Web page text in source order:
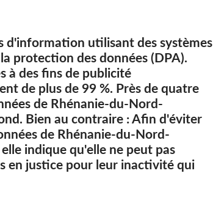
d'information utilisant des systèmes
protection des données (DPA).
à des fins de publicité
de plus de 99 %. Près de quatre
de Rhénanie-du-Nord-
Bien au contraire : Afin d'éviter
de Rhénanie-du-Nord-
indique qu'elle ne peut pas
en justice pour leur inactivité qui